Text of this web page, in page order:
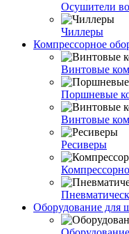
Осушители
Чиллеры
Компрессорное
Винтовые
Поршневые
Винтовые
Ресиверы
Оборудование для